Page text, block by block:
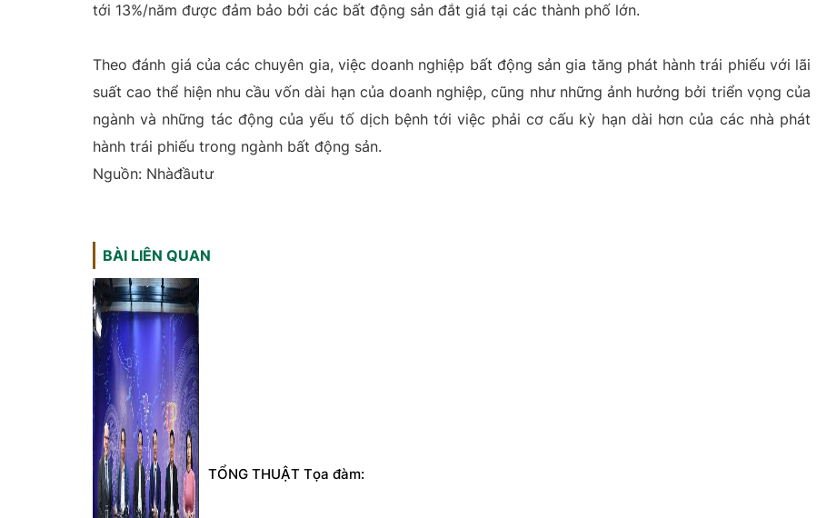
tới 13%/năm được đảm bảo bởi các bất động sản đắt giá tại các thành phố lớn.
Theo đánh giá của các chuyên gia, việc doanh nghiệp bất động sản gia tăng phát hành trái phiếu với lãi
suất cao thể hiện nhu cầu vốn dài hạn của doanh nghiệp, cũng như những ảnh hưởng bởi triển vọng của
ngành và những tác động của yếu tố dịch bệnh tới việc phải cơ cấu kỳ hạn dài hơn của các nhà phát
hành trái phiếu trong ngành bất động sản.
Nguồn: Nhàđầutư
BÀI LIÊN QUAN
TỔNG THUẬT Tọa đàm: